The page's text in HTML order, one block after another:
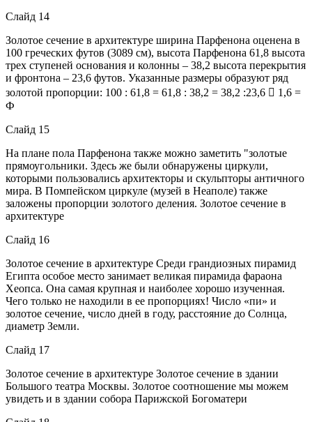
Слайд 14
Золотое сечение в архитектуре ширина Парфенона оценена в
100 греческих футов (3089 см), высота Парфенона 61,8 высота
трех ступеней основания и колонны – 38,2 высота перекрытия
и фронтона – 23,6 футов. Указанные размеры образуют ряд
золотой пропорции: 100 : 61,8 = 61,8 : 38,2 = 38,2 :23,6  1,6 =
Ф
Слайд 15
На плане пола Парфенона также можно заметить "золотые
прямоугольники. Здесь же были обнаружены циркули,
которыми пользовались архитекторы и скульпторы античного
мира. В Помпейском циркуле (музей в Неаполе) также
заложены пропорции золотого деления. Золотое сечение в
архитектуре
Слайд 16
Золотое сечение в архитектуре Среди грандиозных пирамид
Египта особое место занимает великая пирамида фараона
Хеопса. Она самая крупная и наиболее хорошо изученная.
Чего только не находили в ее пропорциях! Число «пи» и
золотое сечение, число дней в году, расстояние до Солнца,
диаметр Земли.
Слайд 17
Золотое сечение в архитектуре Золотое сечение в здании
Большого театра Москвы. Золотое соотношение мы можем
увидеть и в здании собора Парижской Богоматери